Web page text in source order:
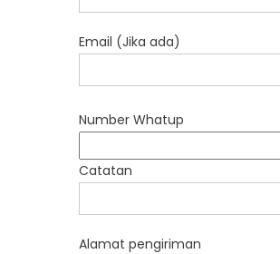
Email (Jika ada)
Number Whatup
Catatan
Alamat pengiriman